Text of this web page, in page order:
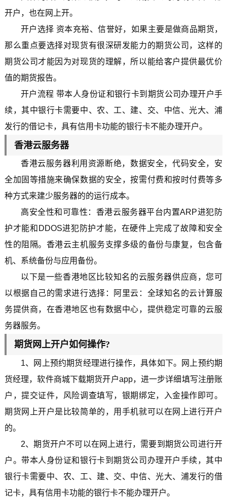
开户，也在网上开。
开户选择 资本充裕、信誉好，如果主要是做商品期货，
那么重点要选择对现货有很深研发能力的期货公司，这样的
期货公司才能因为对现货的理解，所以能给客户提供最优价
值的期货报告。
开户流程 带本人身份证和银行卡到期货公司办理开户手
续，其中银行卡需要中、农、工、建、交、中信、光大、浦
发行的借记卡，具有信用卡功能的银行卡不能办理开户。
香港云服务器
香港云服务器利用资源断绝，数据安全，代码安全，安
全加固等措施来确保数据的安全，按需付费和按时付费等多
种方式来建少服务器的的运行成本。
高安全性和可靠性：香港云服务器平台内置ARP进犯防
护才能和DDOS进犯防护才能，在硬件上完成了故障和安全
性的阻隔。香港云主机服务支撑多级的备份与康复，包含备
机、系统备份与应用备份。
以下是一些香港地区比较知名的云服务器供应商，您可
以根据自己的需求进行选择：阿里云：全球知名的云计算服
务提供商，在香港地区也有数据中心，提供稳定可靠的云服
务器服务。
期货网上开户如何操作?
1、网上预约期货经理进行操作，具体如下。网上预约期
货经理，软件商城下载期货开户app，进一步详细填写注册账
户，提交证件，风险调查填写，银期绑定，入金操作即可。
期货网上开户是比较简单的，用手机就可以在网上进行开户
的。
2、期货开户不可以在网上进行，需要到期货公司进行开
户。带本人身份证和银行卡到期货公司办理开户手续，其中
银行卡需要中、农、工、建、交、中信、光大、浦发行的借
记卡，具有信用卡功能的银行卡不能办理开户。